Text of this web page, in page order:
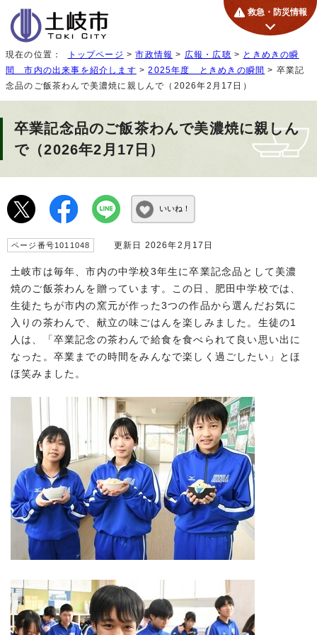
救急・防災情報
現在の位置： トップページ >市政情報 > 広報・広聴 > ときめきの瞬
間 市内の出来事を紹介します >2025年度 ときめきの瞬間 > 卒業記
念品のご飯茶わんで美濃焼に親しんで（2026年2月17日）
卒業記念品のご飯茶わんで美濃焼に親しん
で（2026年2月17日）
いいね！
ページ番号1011048 更新日 2026年2月17日
土岐市は毎年、市内の中学校3年生に卒業記念品として美濃
焼のご飯茶わんを贈っています。この日、肥田中学校では、
生徒たちが市内の窯元が作った3つの作品から選んだお気に
入りの茶わんで、献立の味ごはんを楽しみました。生徒の1
人は、「卒業記念の茶わんで給食を食べられて良い思い出に
なった。卒業までの時間をみんなで楽しく過ごしたい」とほ
ほ笑みました。